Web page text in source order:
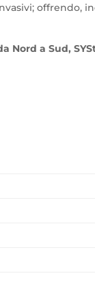
offrendo,
Nord a Sud,